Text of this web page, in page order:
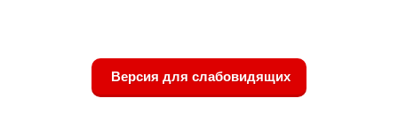
Версия для слабовидящих